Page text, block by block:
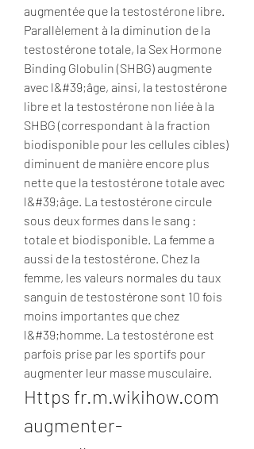
augmentée que la testostérone libre.
Parallèlement à la diminution de la
testostérone totale, la Sex Hormone
Binding Globulin (SHBG) augmente
avec l&#39;âge, ainsi, la testostérone
libre et la testostérone non liée à la
SHBG (correspondant à la fraction
biodisponible pour les cellules cibles)
diminuent de manière encore plus
nette que la testostérone totale avec
l&#39;âge. La testostérone circule
sous deux formes dans le sang :
totale et biodisponible. La femme a
aussi de la testostérone. Chez la
femme, les valeurs normales du taux
sanguin de testostérone sont 10 fois
moins importantes que chez
l&#39;homme. La testostérone est
parfois prise par les sportifs pour
augmenter leur masse musculaire.
Https fr.m.wikihow.com
augmenter-